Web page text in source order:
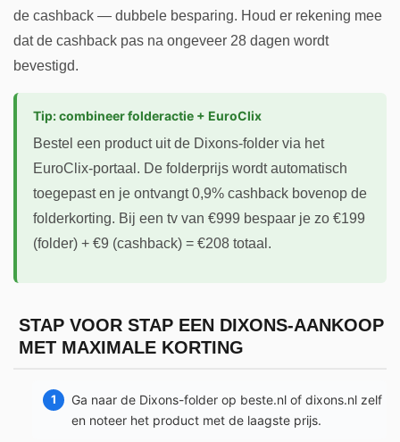
de cashback — dubbele besparing. Houd er rekening mee
dat de cashback pas na ongeveer 28 dagen wordt
bevestigd.
Tip: combineer folderactie + EuroClix
Bestel een product uit de Dixons-folder via het
EuroClix-portaal. De folderprijs wordt automatisch
toegepast en je ontvangt 0,9% cashback bovenop de
folderkorting. Bij een tv van €999 bespaar je zo €199
(folder) + €9 (cashback) = €208 totaal.
STAP VOOR STAP EEN DIXONS-AANKOOP
MET MAXIMALE KORTING
Ga naar de Dixons-folder op beste.nl of dixons.nl zelf
en noteer het product met de laagste prijs.